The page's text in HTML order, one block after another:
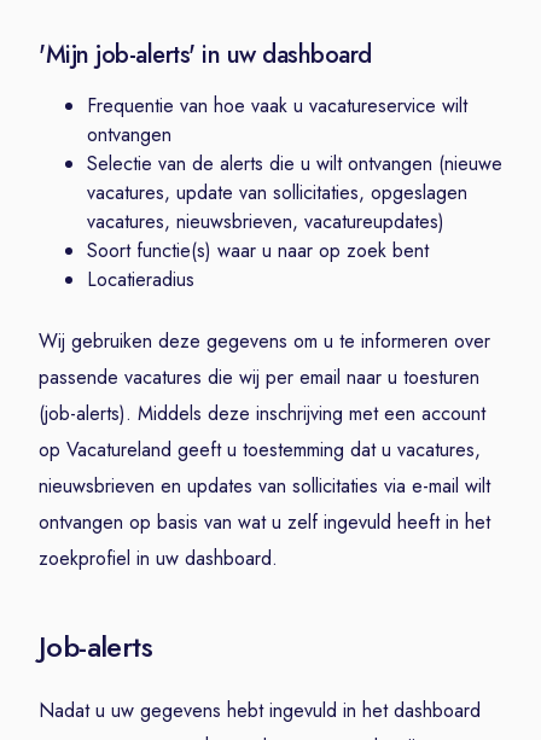
'Mijn job-alerts' in uw dashboard
Frequentie van hoe vaak u vacatureservice wilt
ontvangen
Selectie van de alerts die u wilt ontvangen (nieuwe
vacatures, update van sollicitaties, opgeslagen
vacatures, nieuwsbrieven, vacatureupdates)
Soort functie(s) waar u naar op zoek bent
Locatieradius
Wij gebruiken deze gegevens om u te informeren over
passende vacatures die wij per email naar u toesturen
(job-alerts). Middels deze inschrijving met een account
op Vacatureland geeft u toestemming dat u vacatures,
nieuwsbrieven en updates van sollicitaties via e-mail wilt
ontvangen op basis van wat u zelf ingevuld heeft in het
zoekprofiel in uw dashboard.
Job-alerts
Nadat u uw gegevens hebt ingevuld in het dashboard